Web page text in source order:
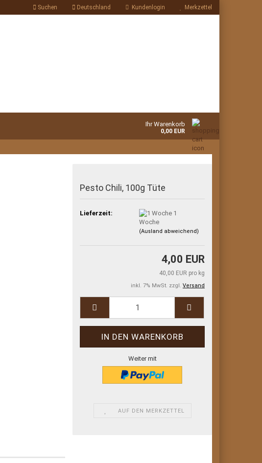
Suchen Deutschland Kundenlogin Merkzettel
Ihr Warenkorb
0,00 EUR
Pesto Chili, 100g Tüte
Lieferzeit:
1
Woche
(Ausland abweichend)
4,00 EUR
40,00 EUR pro kg
inkl. 7% MwSt. zzgl. Versand
Weiter mit
AUF DEN MERKZETTEL